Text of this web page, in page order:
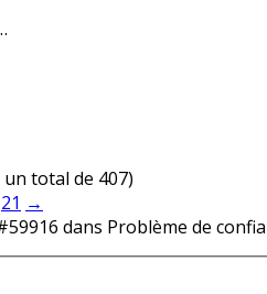
total de 407)
21 →
dans Problème de